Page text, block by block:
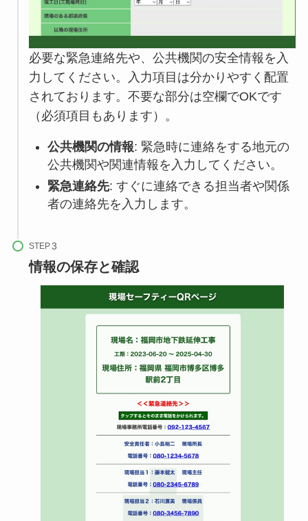
必要な緊急連絡先や、公共機関の安全情報を入
力してください。入力項目は分かりやすく配置
されております。不要な部分は空欄でOKです
（必須項目もあります）。
公共機関の情報: 緊急時に連絡をする地元の
公共機関や関連情報を入力してください。
緊急連絡先: すぐに連絡できる担当者や関係
者の連絡先を入力します。
STEP
情報の保存と確認